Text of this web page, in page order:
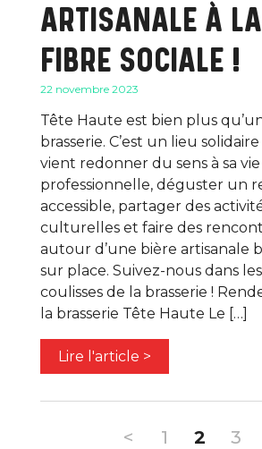
ARTISANALE À LA
FIBRE SOCIALE !
22 novembre 2023
Tête Haute est bien plus
brasserie. C’est un lieu solidaire
vient redonner du sens à sa vie
professionnelle, déguster un
accessible, partager des
culturelles et faire des
autour d’une bière artisanale
sur place. Suivez-nous dans les
coulisses de la brasserie !
la brasserie Tête Haute Le […]
Lire l'article >
< 1 2 3